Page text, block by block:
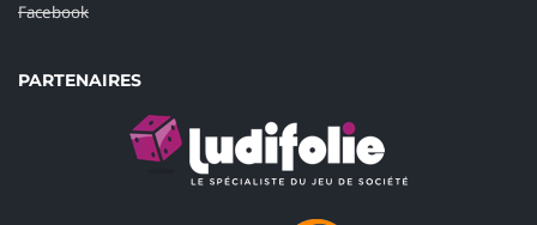
Facebook
PARTENAIRES